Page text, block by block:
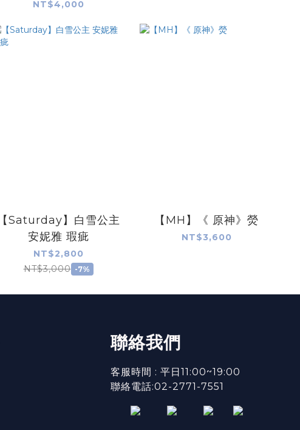
NT$4,000
【Saturday】白雪公主
安妮雅 瑕疵
NT$2,800
NT$3,000 -7%
【MH】《 原神》熒
NT$3,600
聯絡我們
客服時間 : 平日11:00~19:00
聯絡電話:02-2771-7551